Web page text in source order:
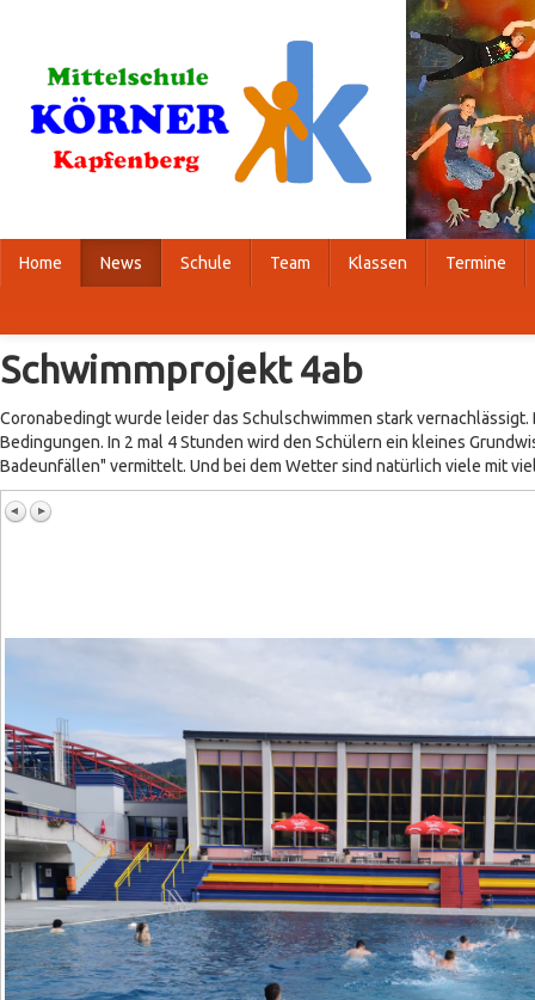
Home News Schule Team Klassen Termine
Schwimmprojekt 4ab
Coronabedingt wurde leider das Schulschwimmen stark
Bedingungen. In 2 mal 4 Stunden wird den Schülern ein kleines
Badeunfällen" vermittelt. Und bei dem Wetter sind natürlich viele mit